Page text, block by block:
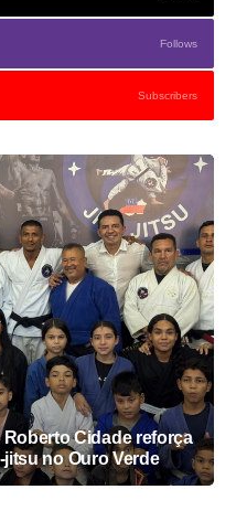
Follows
Subscribers
Cidade reforça
no Ouro Verde